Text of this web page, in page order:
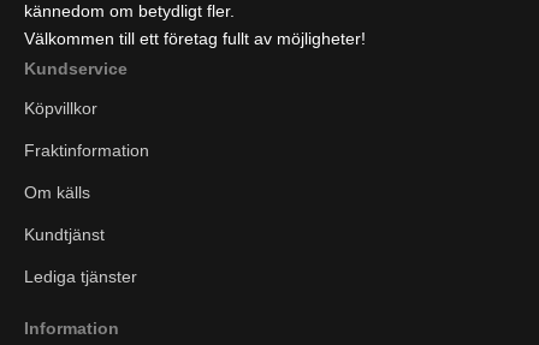
kännedom om betydligt fler.
Välkommen till ett företag fullt av möjligheter!
Kundservice
Köpvillkor
Fraktinformation
Om källs
Kundtjänst
Lediga tjänster
Information